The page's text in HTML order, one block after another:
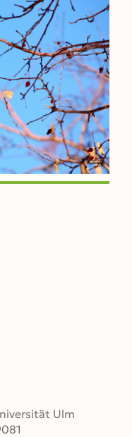
Ulm